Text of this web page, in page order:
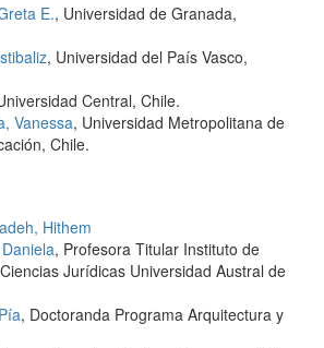
E., Universidad de Granada,
, Universidad del País Vasco,
Central, Chile.
Vanessa, Universidad Metropolitana de
Chile.
Hithem
, Profesora Titular Instituto de
Jurídicas Universidad Austral de
, Doctoranda Programa Arquitectura y